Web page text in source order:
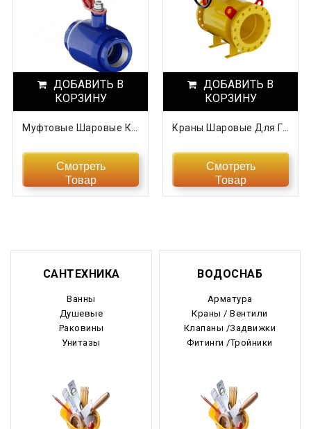
ДОБАВИТЬ В
КОРЗИНУ
Смотреть
Товар
ДОБАВИТЬ В
КОРЗИНУ
Краны Шаровые Для Газоснабжени GAS PRO ТМ «МАРШАЛ
Смотреть
Товар
САНТЕХНИКА
Ванны
Душевые
Раковины
Унитазы
ВОДОСНАБ
Арматура
Краны / Вентили
Клапаны /Задвижки
Фитинги /Тройники